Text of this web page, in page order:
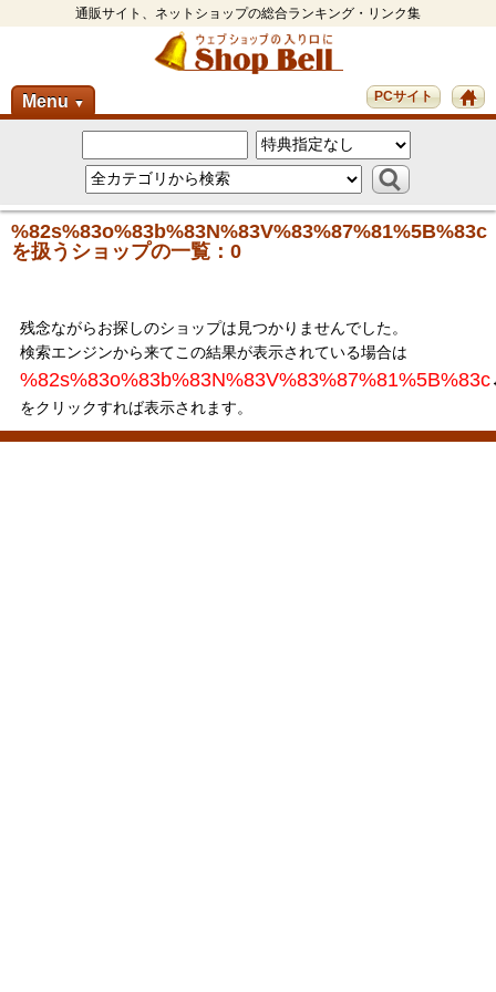
通販サイト、ネットショップの総合ランキング・リンク集
Menu ▼ PCサイト
%82s%83o%83b%83N%83V%83%87%81%5B%83c
を扱うショップの一覧：0
残念ながらお探しのショップは見つかりませんでした。
検索エンジンから来てこの結果が表示されている場合は
%82s%83o%83b%83N%83V%83%87%81%5B%83c
をクリックすれば表示されます。